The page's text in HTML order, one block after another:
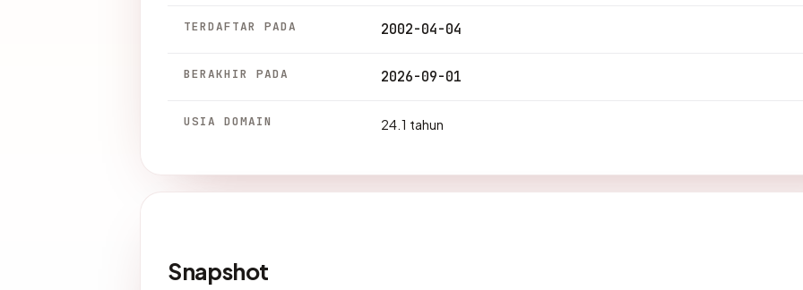
TERDAFTAR PADA 2002-04-04
BERAKHIR PADA 2026-09-01
USIA DOMAIN 24.1 tahun
Snapshot